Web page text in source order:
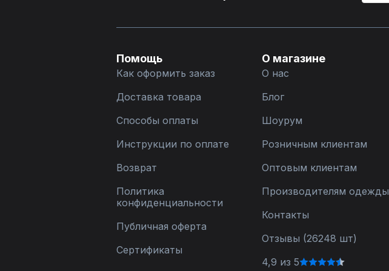
Помощь
Как оформить заказ
Доставка товара
Способы оплаты
Инструкции по оплате
Возврат
Политика
конфиденциальности
Публичная оферта
Сертификаты
О магазине
О нас
Блог
Шоурум
Розничным клиентам
Оптовым клиентам
Производителям одежды
Контакты
Отзывы (26248 шт)
4,9 из 5